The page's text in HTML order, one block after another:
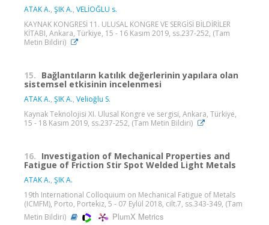
ATAK A., ŞIK A., VELİOĞLU s.
KAYNAK KONGRESİ 11. ULUSAL KONGRE VE SERGİSİ BİLDİRİLER
KİTABI, Ankara, Türkiye, 15 - 16 Kasım 2019, ss.237-252, (Tam
Metin Bildiri)
15. Bağlantıların katılık değerlerinin yapılara olan
sistemsel etkisinin incelenmesi
ATAK A., ŞIK A., Velioğlu S.
Kaynak Teknolojisi XI. Ulusal Kongre ve sergisi, Ankara, Türkiye,
15 - 18 Kasım 2019, ss.237-252, (Tam Metin Bildiri)
16. Investigation of Mechanical Properties and
Fatigue of Friction Stir Spot Welded Light Metals
ATAK A., ŞIK A.
19th International Colloquium on Mechanical Fatigue of Metals
(ICMFM), Porto, Portekiz, 5 - 07 Eylül 2018, cilt.7, ss.343-349, (Tam
Metin Bildiri)
PlumX Metrics